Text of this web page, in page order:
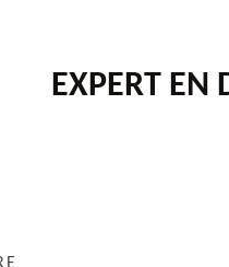
EXPERT EN